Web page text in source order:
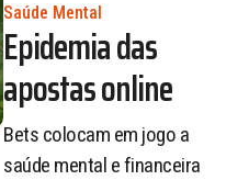
Saúde Mental
Epidemia das
apostas online
Bets colocam em jogo a
saúde mental e financeira